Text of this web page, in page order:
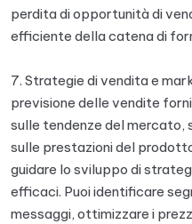
perdita di opportunità di
efficiente della catena di
7. Strategie di vendita e
previsione delle vendite
sulle tendenze del mercato,
sulle prestazioni del
guidare lo sviluppo di
efficaci. Puoi identificare
messaggi, ottimizzare i